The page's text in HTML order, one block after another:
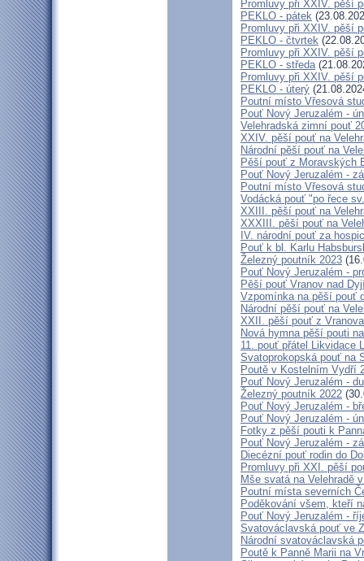
Promluvy při XXIV. pěší
PEKLO - pátek
Promluvy při XXIV. pěší
PEKLO - čtvrtek
Promluvy při XXIV. pěší
PEKLO - středa
Promluvy při XXIV. pěší
PEKLO - úterý
Poutní místo Vřesová
Pouť Nový Jeruzalém -
Velehradská zimní pouť
XXIV. pěší pouť na
Národní pěší pouť na
Pěší pouť z Moravských
Pouť Nový Jeruzalém -
Poutní místo Vřesová
Vodácká pouť "po řece
XXIII. pěší pouť na
XXXIII. pěší pouť na
IV. národní pouť za
Pouť k bl. Karlu
Železný poutník 2023
Pouť Nový Jeruzalém -
Pěší pouť Vranov nad
Vzpomínka na pěší pouť
Národní pěší pouť na
XXII. pěší pouť z
Nová hymna pěší pouti
11. pouť přátel Likvidace
Svatoprokopská pouť na
Poutě v Kostelním Vydří
Pouť Nový Jeruzalém -
Železný poutník 2022
Pouť Nový Jeruzalém -
Pouť Nový Jeruzalém -
Fotky z pěší pouti k
Pouť Nový Jeruzalém -
Diecézní pouť rodin do
Promluvy při XXI. pěší
Mše svatá na Velehradě
Poutní místa severních
Poděkování všem, kteří
Pouť Nový Jeruzalém -
Svatováclavská pouť ve
Národní svatováclavská
Poutě k Panně Marii na